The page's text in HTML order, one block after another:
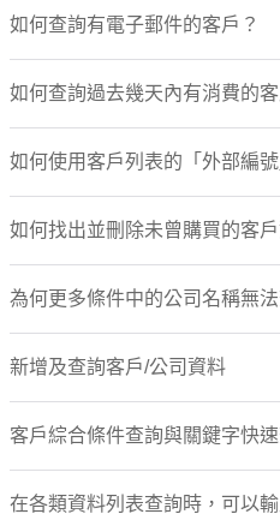
如何查詢有電子郵件的客戶？
如何查詢過去幾天內有消費的客
如何使用客戶列表的「外部編
如何找出並刪除未曾購買的客戶
為何更多條件中的公司名稱無
新增及查詢客戶/公司資料
客戶綜合條件查詢與關鍵字快
在各類資料列表查詢時，可以